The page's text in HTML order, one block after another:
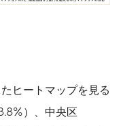
ヒートマップを見る
）、中央区